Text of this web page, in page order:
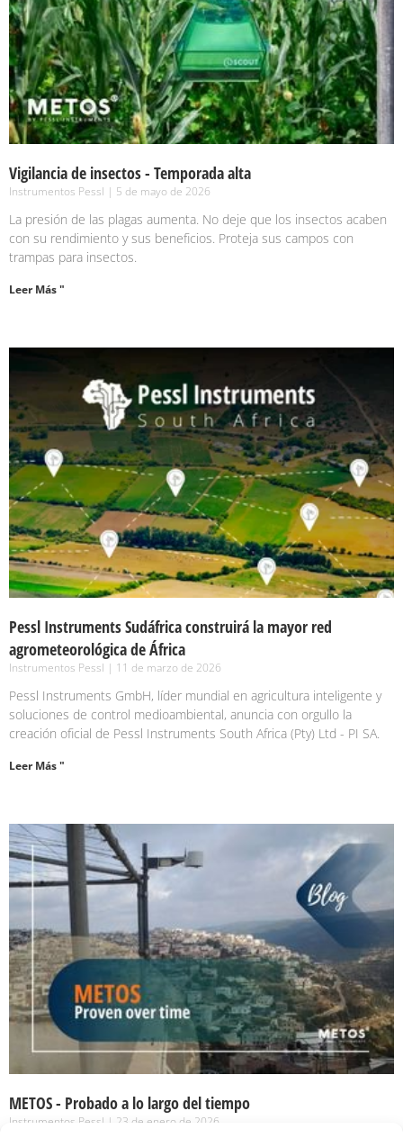
Vigilancia de insectos - Temporada alta
Instrumentos Pessl 5 de mayo de 2026
La presión de las plagas aumenta. No deje que los insectos acaben
con su rendimiento y sus beneficios. Proteja sus campos con
trampas para insectos.
Leer Más "
Pessl Instruments Sudáfrica construirá la mayor red
agrometeorológica de África
Instrumentos Pessl 11 de marzo de 2026
Pessl Instruments GmbH, líder mundial en agricultura inteligente y
soluciones de control medioambiental, anuncia con orgullo la
creación oficial de Pessl Instruments South Africa (Pty) Ltd - PI SA.
Leer Más "
METOS - Probado a lo largo del tiempo
Instrumentos Pessl 23 de enero de 2026